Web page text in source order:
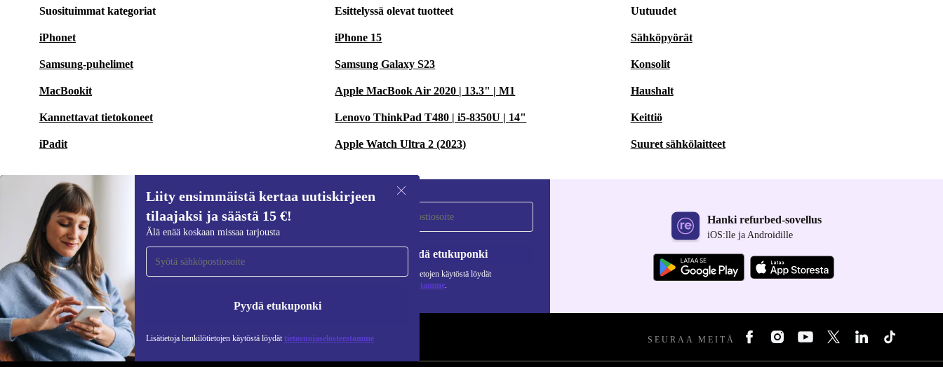
Suosituimmat kategoriat
iPhonet
Samsung-puhelimet
MacBookit
Kannettavat tietokoneet
iPadit
Esittelyssä olevat tuotteet
iPhone 15
Samsung Galaxy S23
Apple MacBook Air 2020 | 13.3" | M1
Lenovo ThinkPad T480 | i5-8350U | 14"
Apple Watch Ultra 2 (2023)
Uutuudet
Sähköpyörät
Konsolit
Haushalt
Keittiö
Suuret sähkölaitteet
Liity ensimmäistä kertaa uutiskirjeen
tilaajaksi ja säästä 15 €!
Älä enää koskaan missaa tarjousta
Pyydä etukuponki
Lisätietoja henkilötietojen käytöstä löydät tietosuojaselosteestamme
Liity ensimmäistä kertaa uutiskirjeen
tilaajaksi ja säästä 15 €!
Älä missaa enää yhtäkään tarjousta.
Pyydä etukuponki
Lisätietoja henkilötietojen käytöstä löydät
tietosuojaselosteestamme.
Hanki refurbed-sovellus
iOS:lle ja Androidille
REFURBED SUOMI - RETHINK NEW. SEURAA MEITÄ